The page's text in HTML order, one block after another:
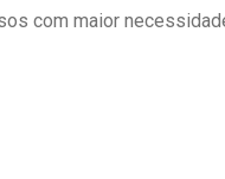
com maior